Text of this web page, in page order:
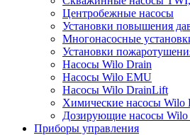
Центробежные насосы
Установки повышения
Многонасосные
Установки
Насосы Wilo Drain
Насосы Wilo EMU
Насосы Wilo DrainLift
Химические насосы Wilo
Дозирующие насосы Wilo
Приборы управления